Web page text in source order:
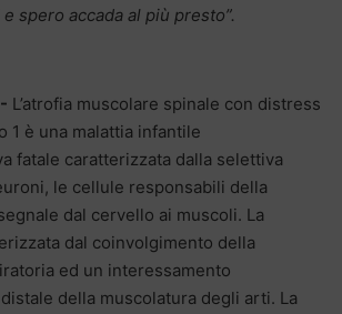
spero accada al più presto”.
L’atrofia muscolare spinale con distress
1 è una malattia infantile
fatale caratterizzata dalla selettiva
le cellule responsabili della
dal cervello ai muscoli. La
dal coinvolgimento della
ed un interessamento
della muscolatura degli arti. La